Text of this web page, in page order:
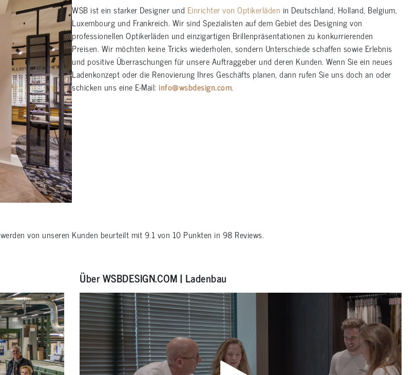
WSB ist ein starker Designer und Einrichter von Optikerläden in Deutschland, Holland, Belgium,
Luxembourg und Frankreich. Wir sind Spezialisten auf dem Gebiet des Designing von
professionellen Optikerläden und einzigartigen Brillenpräsentationen zu konkurrierenden
Preisen. Wir möchten keine Tricks wiederholen, sondern Unterschiede schaffen sowie Erlebnis
und positive Überraschungen für unsere Auftraggeber und deren Kunden. Wenn Sie ein neues
Ladenkonzept oder die Renovierung Ihres Geschäfts planen, dann rufen Sie uns doch an oder
schicken uns eine E-Mail: info@wsbdesign.com.
werden von unseren Kunden beurteilt mit9.1 von 10 Punkten in 98 Reviews.
Über WSBDESIGN.COM | Ladenbau